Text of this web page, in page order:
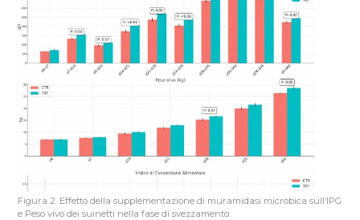
Figura 2. Effetto della supplementazione di muramidasi microbica sull’IPG
e Peso vivo dei suinetti nella fase di svezzamento.